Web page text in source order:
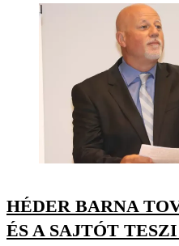
HÉDER BARNA
ÉS A SAJTÓT